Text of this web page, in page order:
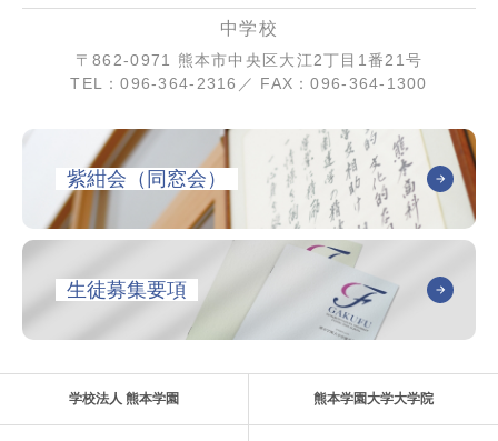
中学校
〒862-0971 熊本市中央区大江2丁目1番21号
TEL：096-364-2316／ FAX：096-364-1300
紫紺会（同窓会）
生徒募集要項
学校法人 熊本学園 熊本学園大学大学院